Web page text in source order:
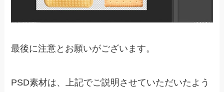
最後に注意とお願いがございます。
PSD素材は、上記でご説明させていただいたよう